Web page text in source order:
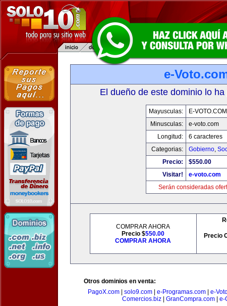
e-
El dueño de este dominio lo
Mayusculas:
E-VOTO.COM
Minusculas:
e-voto.com
Longitud:
6 caracteres
Categorias:
Gobierno,
Precio:
$550.00
Visitar!
e-voto.com
Serán consideradas
COMPRAR AHORA
Precio $550.00
COMPRAR AHORA
Precio
Otros dominios en venta:
PagoX.com
solo9.com e-Programas.com e-
Comercios.biz| GranCompra.com| e-